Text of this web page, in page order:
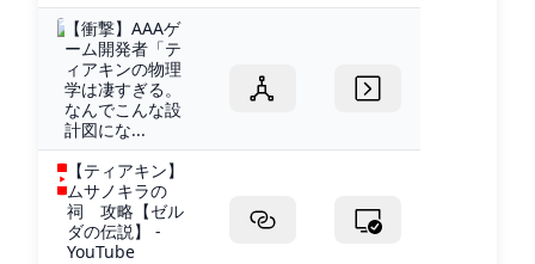
【衝撃】AAAゲ
ーム開発者「テ
ィアキンの物理
学は凄すぎる。
なんでこんな設
計図にな...
【ティアキン】
ムサノキラの
祠 攻略【ゼル
ダの伝説】 -
YouTube